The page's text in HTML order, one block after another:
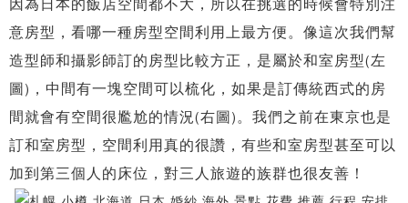
因為日本的飯店空間都不大，所以在挑選的時候會特別注
意房型，看哪一種房型空間利用上最方便。像這次我們幫
造型師和攝影師訂的房型比較方正，是屬於和室房型(左
圖)，中間有一塊空間可以梳化，如果是訂傳統西式的房
間就會有空間很尷尬的情況(右圖)。我們之前在東京也是
訂和室房型，空間利用真的很讚，有些和室房型甚至可以
加到第三個人的床位，對三人旅遊的族群也很友善！